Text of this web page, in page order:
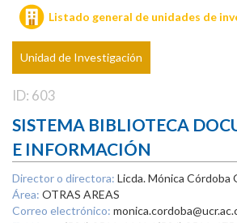
Listado general de unidades de
Unidad de Investigación
ID: 603
SISTEMA BIBLIOTECA
E INFORMACIÓN
Director o directora: Licda. Mónica Córdoba
Área: OTRAS AREAS
Correo electrónico: